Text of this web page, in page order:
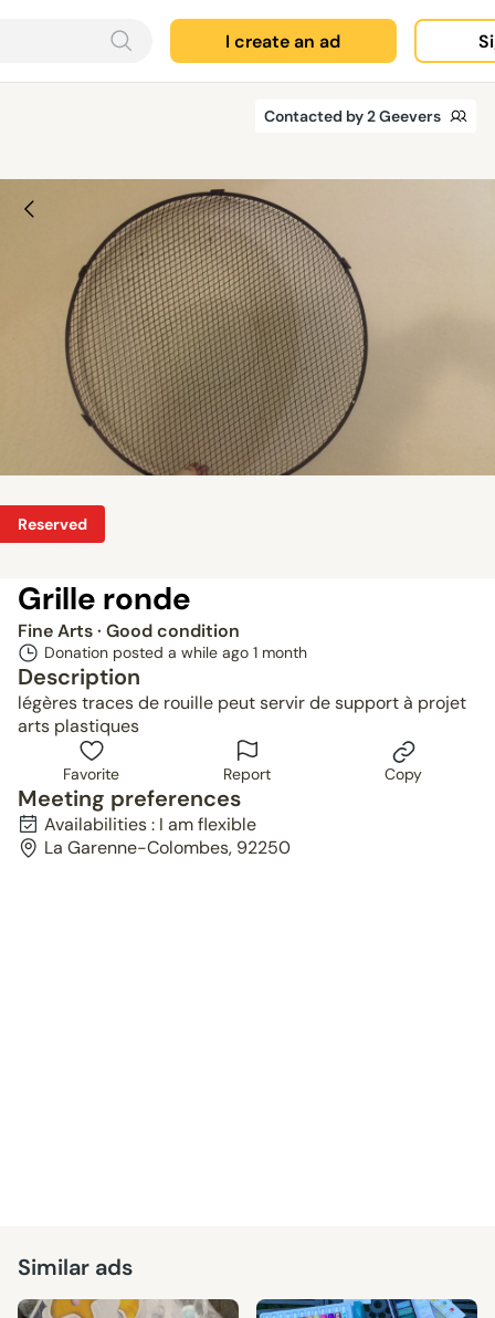
I create an ad
Contacted by 2 Geevers
Reserved
Grille ronde
Fine Arts· Good condition
Donation posted a while ago 1 month
Description
légères traces de rouille peut servir de support à projet
arts plastiques
Favorite Report Copy
Meeting preferences
Availabilities : I am flexible
La Garenne-Colombes, 92250
Similar ads